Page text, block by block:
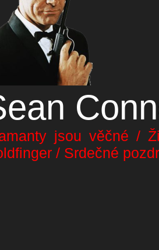
jsou věčné /
/ Srdečné